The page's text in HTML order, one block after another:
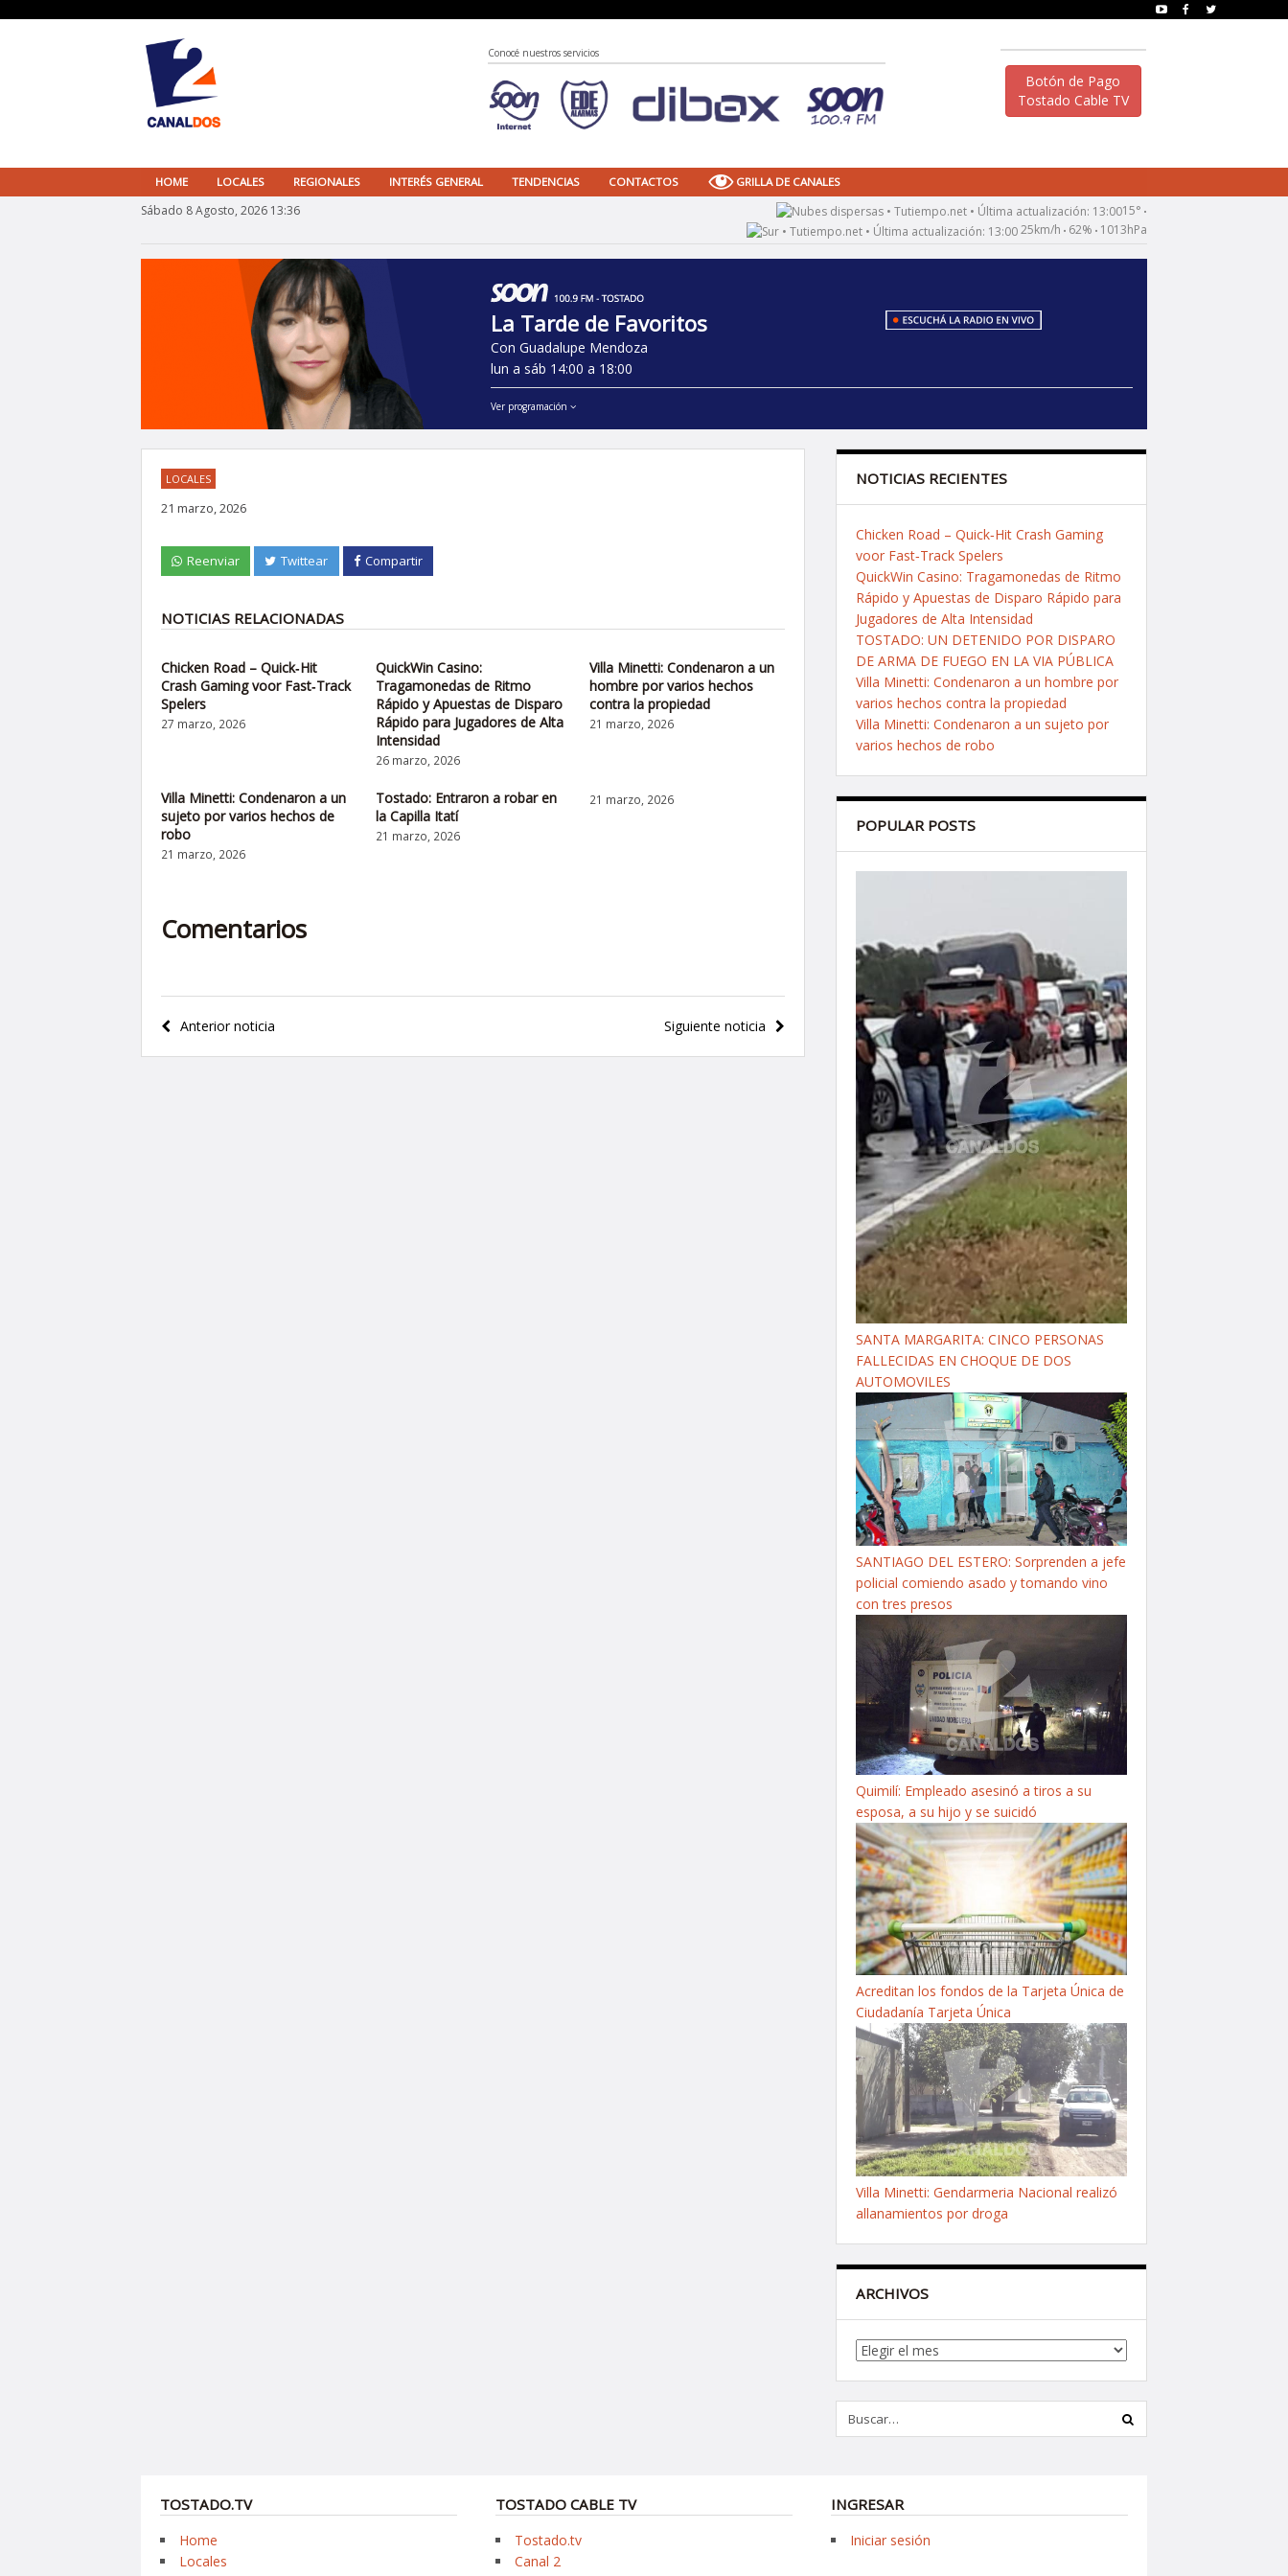
Conocé nuestros servicios
Botón de Pago
Tostado Cable TV
HOME LOCALES REGIONALES INTERÉS GENERAL TENDENCIAS CONTACTOS GRILLA DE CANALES
Sábado 8 Agosto, 2026 13:36 15° •
25km/h • 62% • 1013hPa
La Tarde de Favoritos
Con Guadalupe Mendoza
lun a sáb 14:00 a 18:00
Ver programación
LOCALES
21 marzo, 2026
Reenviar Twittear Compartir
NOTICIAS RELACIONADAS
Chicken Road – Quick‑Hit
Crash Gaming voor Fast‑Track
Spelers
27 marzo, 2026
QuickWin Casino:
Tragamonedas de Ritmo
Rápido y Apuestas de Disparo
Rápido para Jugadores de Alta
Intensidad
26 marzo, 2026
Villa Minetti: Condenaron a un
hombre por varios hechos
contra la propiedad
21 marzo, 2026
Villa Minetti: Condenaron a un
sujeto por varios hechos de
robo
21 marzo, 2026
Tostado: Entraron a robar en
la Capilla Itatí
21 marzo, 2026
21 marzo, 2026
Comentarios
Navegación
de
Siguiente noticia
Anterior noticia
NOTICIAS RECIENTES
Chicken Road – Quick‑Hit Crash Gaming
voor Fast‑Track Spelers
QuickWin Casino: Tragamonedas de Ritmo
Rápido y Apuestas de Disparo Rápido para
Jugadores de Alta Intensidad
TOSTADO: UN DETENIDO POR DISPARO
DE ARMA DE FUEGO EN LA VIA PÚBLICA
Villa Minetti: Condenaron a un hombre por
varios hechos contra la propiedad
Villa Minetti: Condenaron a un sujeto por
varios hechos de robo
POPULAR POSTS
SANTA MARGARITA: CINCO PERSONAS
FALLECIDAS EN CHOQUE DE DOS
AUTOMOVILES
SANTIAGO DEL ESTERO: Sorprenden a jefe
policial comiendo asado y tomando vino
con tres presos
Quimilí: Empleado asesinó a tiros a su
esposa, a su hijo y se suicidó
Acreditan los fondos de la Tarjeta Única de
Ciudadanía Tarjeta Única
Villa Minetti: Gendarmeria Nacional realizó
allanamientos por droga
ARCHIVOS
Archivos
TOSTADO.TV
Home
Locales
TOSTADO CABLE TV
Tostado.tv
Canal 2
INGRESAR
Iniciar sesión